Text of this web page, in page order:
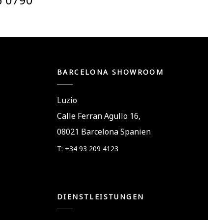
BARCELONA SHOWROOM
Luzio
Calle Ferran Agullo 16,
08021 Barcelona Spanien
T: +34 93 209 4123
DIENSTLEISTUNGEN